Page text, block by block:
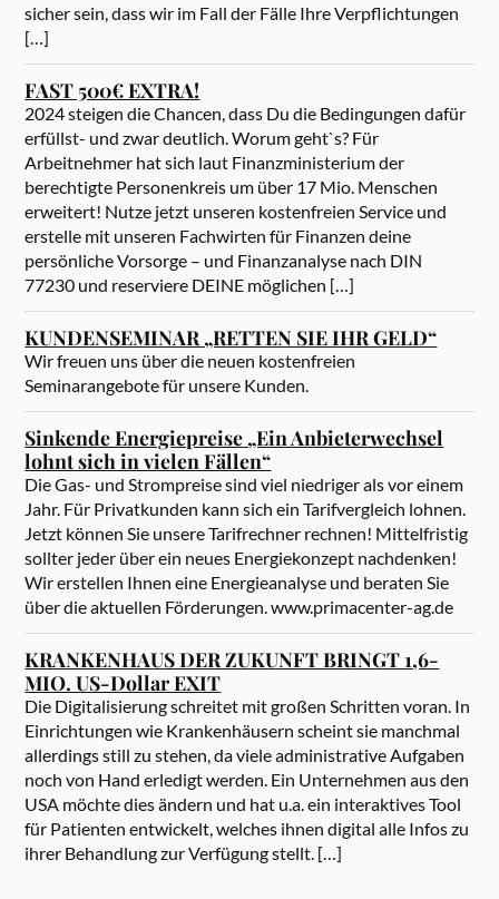
sicher sein, dass wir im Fall der Fälle Ihre Verpflichtungen
[…]
FAST 500€ EXTRA!
2024 steigen die Chancen, dass Du die Bedingungen dafür
erfüllst- und zwar deutlich. Worum geht`s? Für
Arbeitnehmer hat sich laut Finanzministerium der
berechtigte Personenkreis um über 17 Mio. Menschen
erweitert! Nutze jetzt unseren kostenfreien Service und
erstelle mit unseren Fachwirten für Finanzen deine
persönliche Vorsorge – und Finanzanalyse nach DIN
77230 und reserviere DEINE möglichen […]
KUNDENSEMINAR „RETTEN SIE IHR GELD“
Wir freuen uns über die neuen kostenfreien
Seminarangebote für unsere Kunden.
Sinkende Energiepreise „Ein Anbieterwechsel
lohnt sich in vielen Fällen“
Die Gas- und Strompreise sind viel niedriger als vor einem
Jahr. Für Privatkunden kann sich ein Tarifvergleich lohnen.
Jetzt können Sie unsere Tarifrechner rechnen! Mittelfristig
sollter jeder über ein neues Energiekonzept nachdenken!
Wir erstellen Ihnen eine Energieanalyse und beraten Sie
über die aktuellen Förderungen. www.primacenter-ag.de
KRANKENHAUS DER ZUKUNFT BRINGT 1,6-
MIO. US-Dollar EXIT
Die Digitalisierung schreitet mit großen Schritten voran. In
Einrichtungen wie Krankenhäusern scheint sie manchmal
allerdings still zu stehen, da viele administrative Aufgaben
noch von Hand erledigt werden. Ein Unternehmen aus den
USA möchte dies ändern und hat u.a. ein interaktives Tool
für Patienten entwickelt, welches ihnen digital alle Infos zu
ihrer Behandlung zur Verfügung stellt. […]